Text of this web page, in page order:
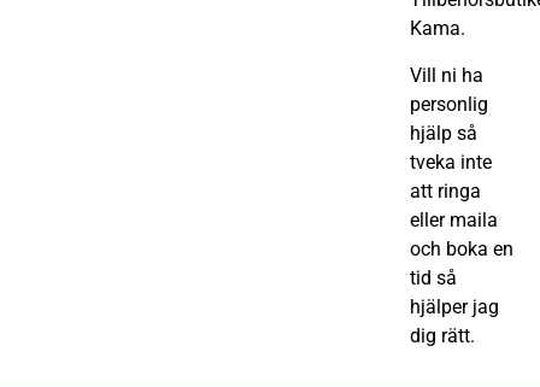
Kama.
Vill ni ha
personlig
hjälp så
tveka inte
att ringa
eller maila
och boka en
tid så
hjälper jag
dig rätt.